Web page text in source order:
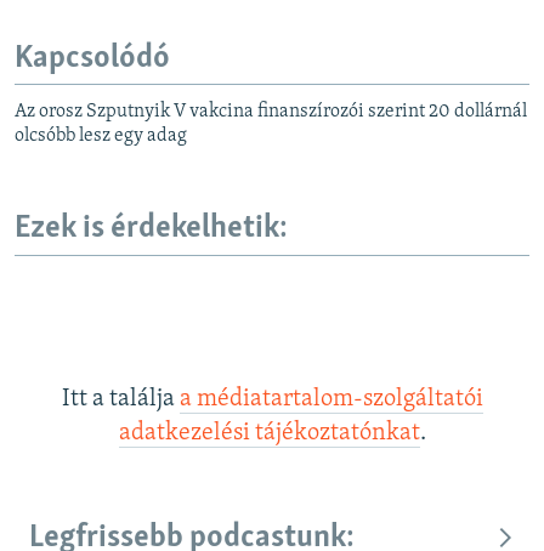
Kapcsolódó
Az orosz Szputnyik V vakcina finanszírozói szerint 20 dollárnál
olcsóbb lesz egy adag
Ezek is érdekelhetik:
Itt a találja a médiatartalom-szolgáltatói
adatkezelési tájékoztatónkat.
Legfrissebb podcastunk: